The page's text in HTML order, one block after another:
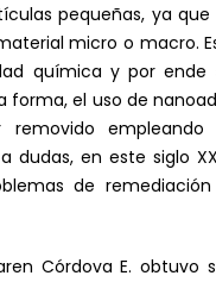
pequeñas, ya
micro o macro.
química y por ende
el uso de
empleando
dudas, en este siglo
de
Córdova E. obtuvo